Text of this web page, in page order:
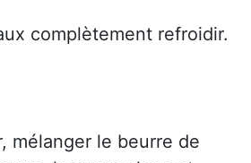
complètement refroidir.
mélanger le beurre de